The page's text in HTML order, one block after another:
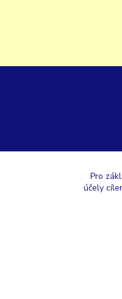
Pro
účely